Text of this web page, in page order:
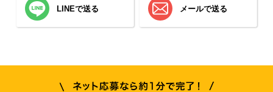
LINEで送る メールで送る